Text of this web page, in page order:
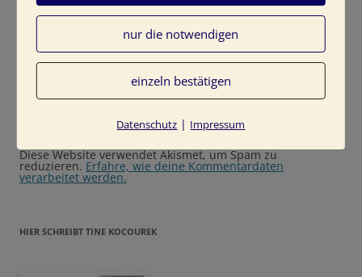
Website
Diese Website verwendet Akismet, um Spam zu
reduzieren. Erfahre, wie deine Kommentardaten
verarbeitet werden.
HIER SCHREIBT TINE KOCOUREK
nur die notwendigen
einzeln bestätigen
Datenschutz | Impressum